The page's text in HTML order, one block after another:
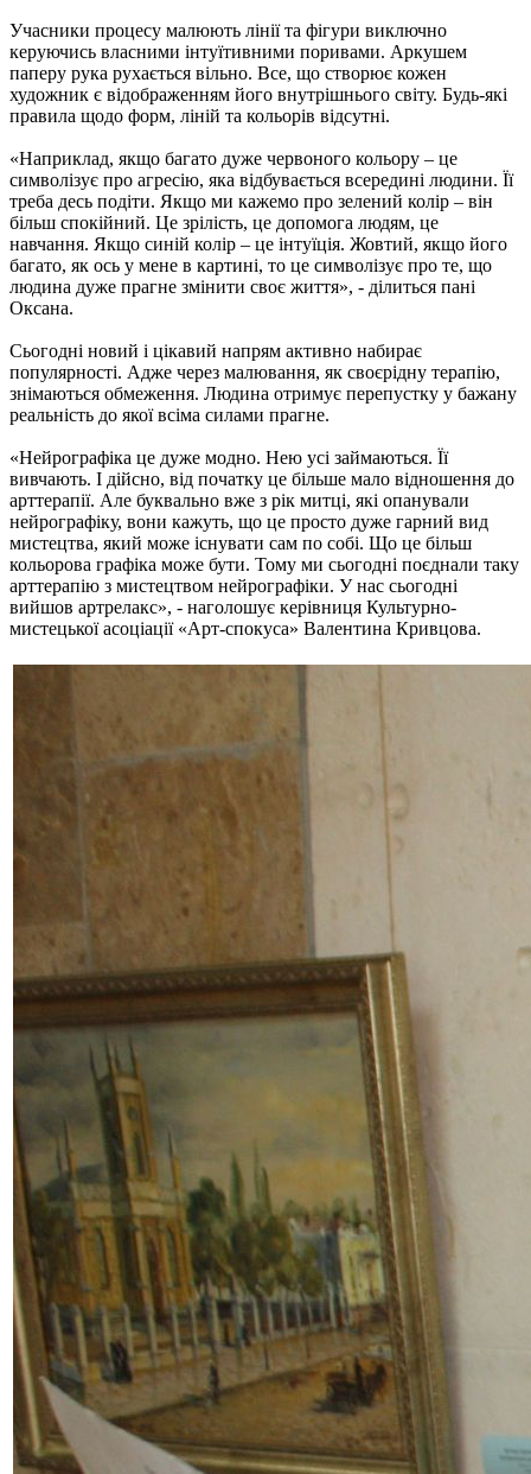
Учасники процесу малюють лінії та фігури виключно
керуючись власними інтуїтивними поривами. Аркушем
паперу рука рухається вільно. Все, що створює кожен
художник є відображенням його внутрішнього світу. Будь-які
правила щодо форм, ліній та кольорів відсутні.
«Наприклад, якщо багато дуже червоного кольору – це
символізує про агресію, яка відбувається всередині людини. Її
треба десь подіти. Якщо ми кажемо про зелений колір – він
більш спокійний. Це зрілість, це допомога людям, це
навчання. Якщо синій колір – це інтуїція. Жовтий, якщо його
багато, як ось у мене в картині, то це символізує про те, що
людина дуже прагне змінити своє життя», - ділиться пані
Оксана.
Сьогодні новий і цікавий напрям активно набирає
популярності. Адже через малювання, як своєрідну терапію,
знімаються обмеження. Людина отримує перепустку у бажану
реальність до якої всіма силами прагне.
«Нейрографіка це дуже модно. Нею усі займаються. Її
вивчають. І дійсно, від початку це більше мало відношення до
арттерапії. Але буквально вже з рік митці, які опанували
нейрографіку, вони кажуть, що це просто дуже гарний вид
мистецтва, який може існувати сам по собі. Що це більш
кольорова графіка може бути. Тому ми сьогодні поєднали таку
арттерапію з мистецтвом нейрографіки. У нас сьогодні
вийшов артрелакс», - наголошує керівниця Культурно-
мистецької асоціації «Арт-спокуса» Валентина Кривцова.